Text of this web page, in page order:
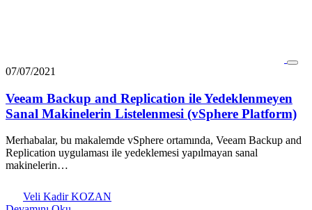
07/07/2021
Veeam Backup and Replication ile Yedeklenmeyen
Sanal Makinelerin Listelenmesi (vSphere Platform)
Merhabalar, bu makalemde vSphere ortamında, Veeam Backup and
Replication uygulaması ile yedeklemesi yapılmayan sanal
makinelerin…
Veli Kadir KOZAN